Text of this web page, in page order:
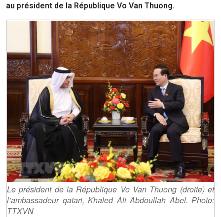
au président de la République Vo Van Thuong.
Le président de la République Vo Van Thuong (droite) et
l’ambassadeur qatari, Khaled Ali Abdoullah Abel. Photo:
TTXVN